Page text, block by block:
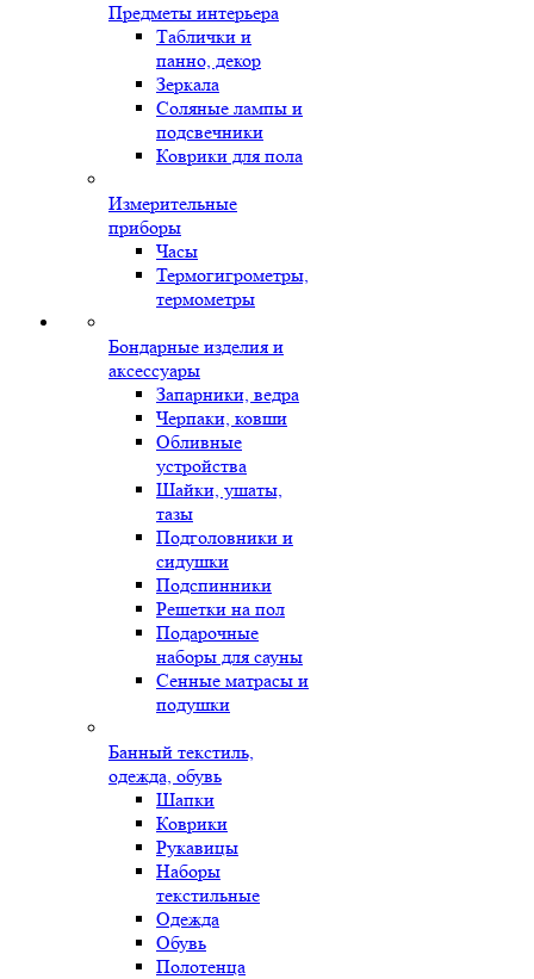
Предметы интерьера
Таблички и
панно, декор
Зеркала
Соляные лампы и
подсвечники
Коврики для пола
Измерительные
приборы
Часы
Термогигрометры,
термометры
Бондарные изделия и
аксессуары
Запарники, ведра
Черпаки, ковши
Обливные
устройства
Шайки, ушаты,
тазы
Подголовники и
сидушки
Подспинники
Решетки на пол
Подарочные
наборы для сауны
Сенные матрасы и
подушки
Банный текстиль,
одежда, обувь
Шапки
Коврики
Рукавицы
Наборы
текстильные
Одежда
Обувь
Полотенца